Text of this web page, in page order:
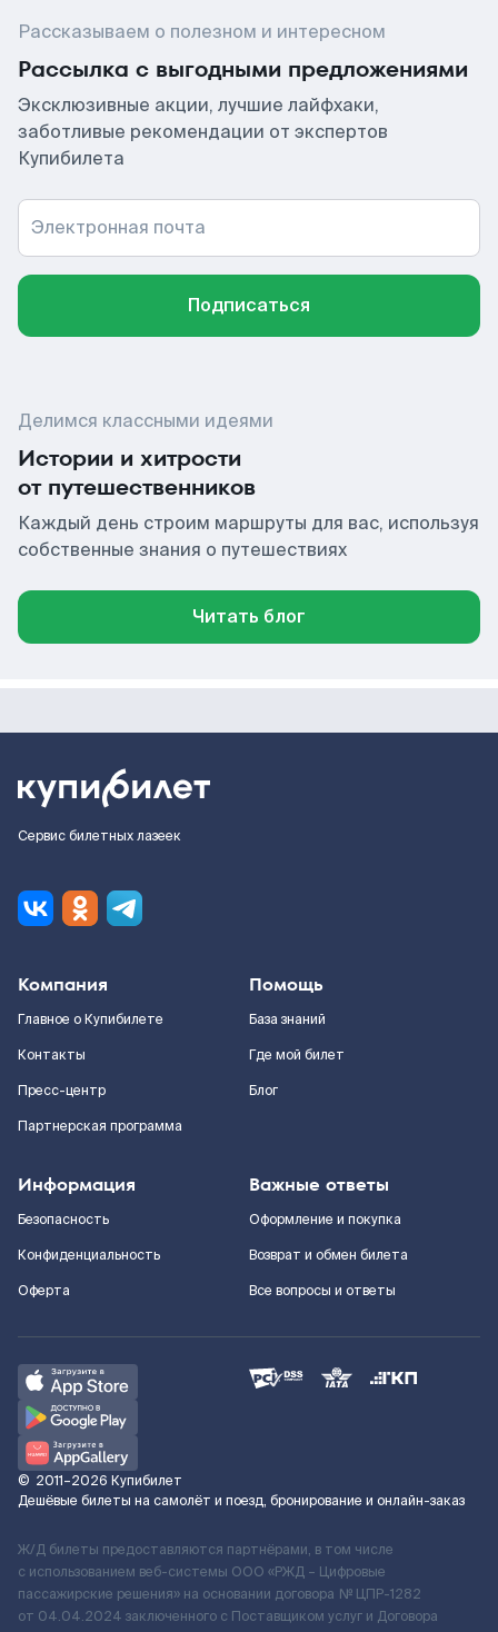
Рассказываем о полезном и интересном
Рассылка с выгодными предложениями
Эксклюзивные акции, лучшие лайфхаки,
заботливые рекомендации от экспертов
Купибилета
Электронная почта
Подписаться
Делимся классными идеями
Истории и хитрости
от путешественников
Каждый день строим маршруты для вас, используя
собственные знания о путешествиях
Читать блог
Сервис билетных лазеек
Компания
Главное о Купибилете
Контакты
Пресс-центр
Партнерская программа
Помощь
База знаний
Где мой билет
Блог
Информация
Безопасность
Конфиденциальность
Оферта
Важные ответы
Оформление и покупка
Возврат и обмен билета
Все вопросы и ответы
© 2011–2026 Купибилет
Дешёвые билеты на самолёт и поезд, бронирование и онлайн-заказ
Ж/Д билеты предоставляются партнёрами, в том числе
с использованием веб-системы ООО «РЖД – Цифровые
пассажирские решения» на основании договора № ЦПР-1282
от 04.04.2024 заключенного с Поставщиком услуг и Договора